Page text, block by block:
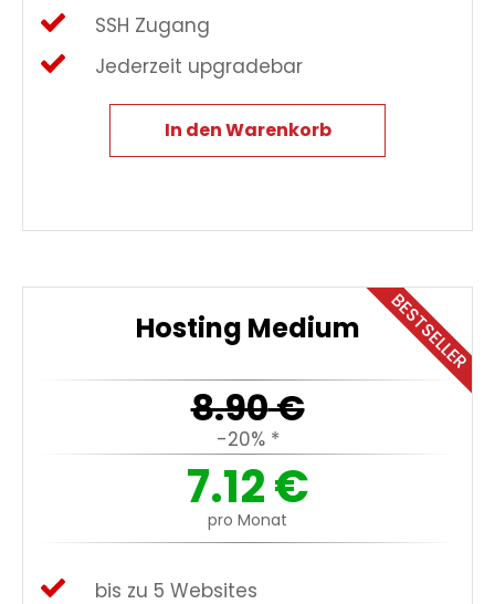
SSH Zugang
Jederzeit upgradebar
In den Warenkorb
BESTSELLER
Hosting Medium
8.90€
-20% *
7.12€
pro Monat
bis zu 5 Websites